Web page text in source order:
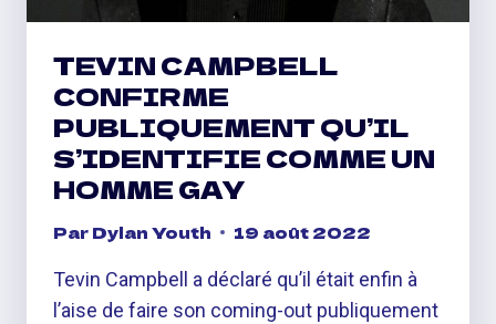
B,
TEVIN CAMPBELL
CONFIRME
PUBLIQUEMENT QU’IL
S’IDENTIFIE COMME UN
HOMME GAY
ParDylan Youth 19 août 2022
Tevin Campbell a déclaré qu’il était enfin à
l’aise de faire son coming-out publiquement